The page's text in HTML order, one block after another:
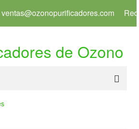
ventas@ozonopurificadores.com